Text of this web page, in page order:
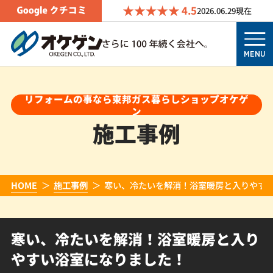
4.52026.06.29現在
MENU
リフォームの事なら東邦ガス暮らしショップオケゲ
ン
施工事例
HOME 施工事例 寒い、冷たいを解消！浴室暖房と入りやす
寒い、冷たいを解消！浴室暖房と入り
やすい浴室になりました！